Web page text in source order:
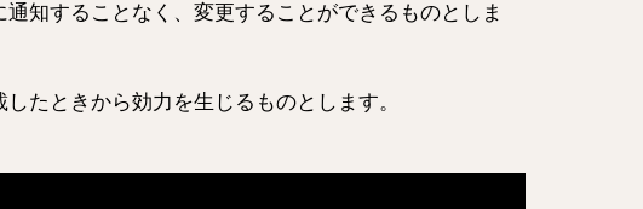
知することなく、変更することができるものとしま
たときから効力を生じるものとします。